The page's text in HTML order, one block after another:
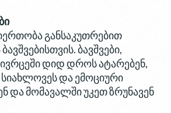
განსაკუთრებით
ბავშვები,
დიდ დროს ატარებენ,
და ემოციური
და მომავალში უკეთ ზრუნავენ